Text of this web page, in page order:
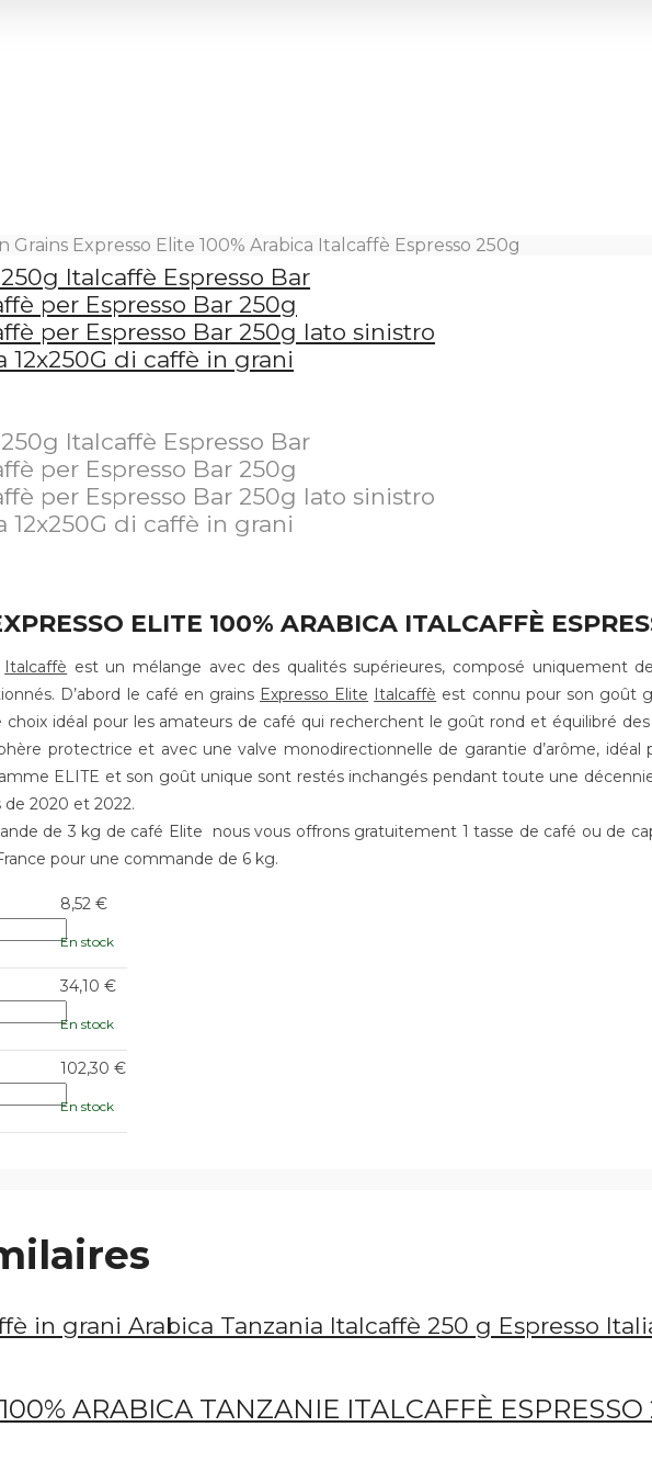
Grains Expresso Elite 100% Arabica Italcaffè Espresso 250g
ELITE 100% ARABICA ITALCAFFÈ
Italcaffè est un mélange avec des qualités supérieures, composé uniquement
D’abord le café en grains Expresso Elite Italcaffè est connu pour son goût
choix idéal pour les amateurs de café qui recherchent le goût rond et équilibré des
protectrice et avec une valve monodirectionnelle de garantie d’arôme,
ELITE et son goût unique sont restés inchangés pendant toute une
2020 et 2022.
de 3 kg de café Elite nous vous offrons gratuitement 1 tasse de café ou de
pour une commande de 6 kg.
8,52 €
En stock
34,10 €
En stock
102,30 €
En stock
ARABICA TANZANIE ITALCAFFÈ ESPRESSO